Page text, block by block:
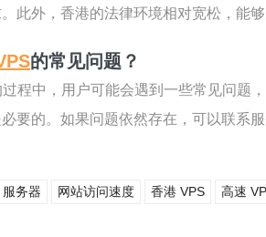
此外，香港的法律环境相对宽松，能
的常见问题？
程中，用户可能会遇到一些常见问题
要的。如果问题依然存在，可以联系
服务器 网站访问速度 香港 VPS 高速